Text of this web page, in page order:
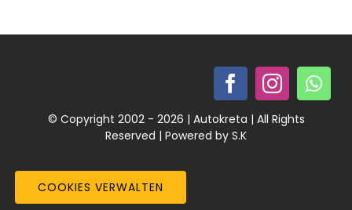
© Copyright 2002 - 2026 | Autokreta | All Rights
Reserved | Powered by S.K
COOKIES VERWALTEN